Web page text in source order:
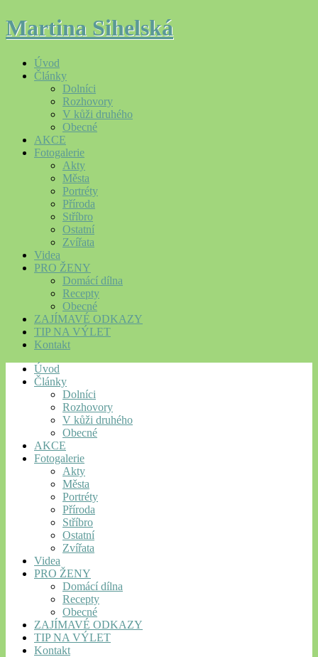
Martina Sihelská
Úvod
Články
Dolníci
Rozhovory
V kůži druhého
Obecné
AKCE
Fotogalerie
Akty
Města
Portréty
Příroda
Stříbro
Ostatní
Zvířata
Videa
PRO ŽENY
Domácí dílna
Recepty
Obecné
ZAJÍMAVÉ ODKAZY
TIP NA VÝLET
Kontakt
Úvod
Články
Dolníci
Rozhovory
V kůži druhého
Obecné
AKCE
Fotogalerie
Akty
Města
Portréty
Příroda
Stříbro
Ostatní
Zvířata
Videa
PRO ŽENY
Domácí dílna
Recepty
Obecné
ZAJÍMAVÉ ODKAZY
TIP NA VÝLET
Kontakt